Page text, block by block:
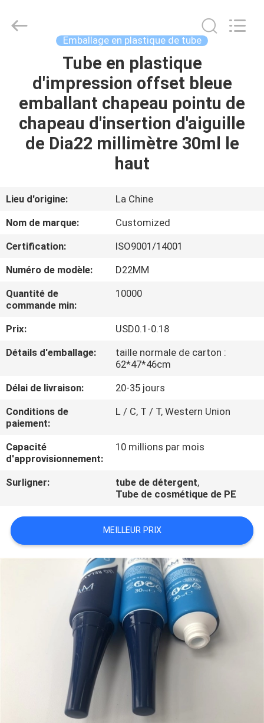
MAISON
PRODUITS
NOUS
D'USINE
CONTRÔLE
DE
QUALITÉ
NOUS
DEMANDEZ
UNE
CITATION
NEWS
Copyright
Emballage en plastique de tube
Tube en plastique
d'impression offset bleue
emballant chapeau pointu de
chapeau d'insertion d'aiguille
de Dia22 millimètre 30ml le
haut
Lieu d'origine:
La Chine
Nom de marque:
Customized
Certification:
ISO9001/14001
Numéro de modèle:
D22MM
Quantité de
commande min:
10000
Prix:
USD0.1-0.18
Détails d'emballage:
taille normale de carton :
62*47*46cm
Délai de livraison:
20-35 jours
Conditions de
paiement:
L / C, T / T, Western Union
Capacité
d'approvisionnement:
10 millions par mois
Surligner: tube de détergent,
Tube de cosmétique de PE
MEILLEUR PRIX